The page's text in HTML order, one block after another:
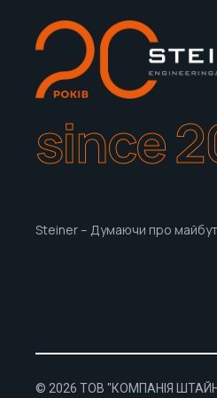
since
Steiner – Думаючи про
© 2026 ТОВ "КОМПАНІЯ